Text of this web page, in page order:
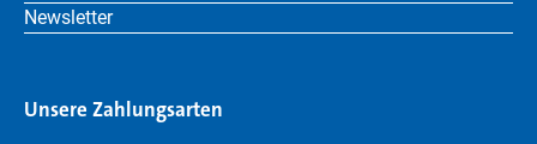
Newsletter
Unsere Zahlungsarten